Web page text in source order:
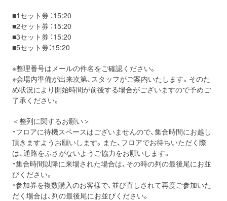
■1セット券 ：15:20
■2セット券 ：15:20
■3セット券 ：15:20
■5セット券：15:20
※整理番号はメールの件名をご確認ください。
※会場内準備が出来次第、スタッフがご案内いたします。そのた
め状況により開始時間が前後する場合がございますので予めご
了承ください。
＜整列に関するお願い＞
・フロアに待機スペースはございませんので、集合時間にお越し
頂きますようお願いします。また、フロアでお待ちいただく際
は、通路をふさがないようご協力をお願いします。
・集合時間以降に来場された場合は、その時の列の最後尾にお並
びください。
・参加券を複数購入のお客様で、並び直しされて再度ご参加いた
だく場合は、列の最後尾にお並びください。